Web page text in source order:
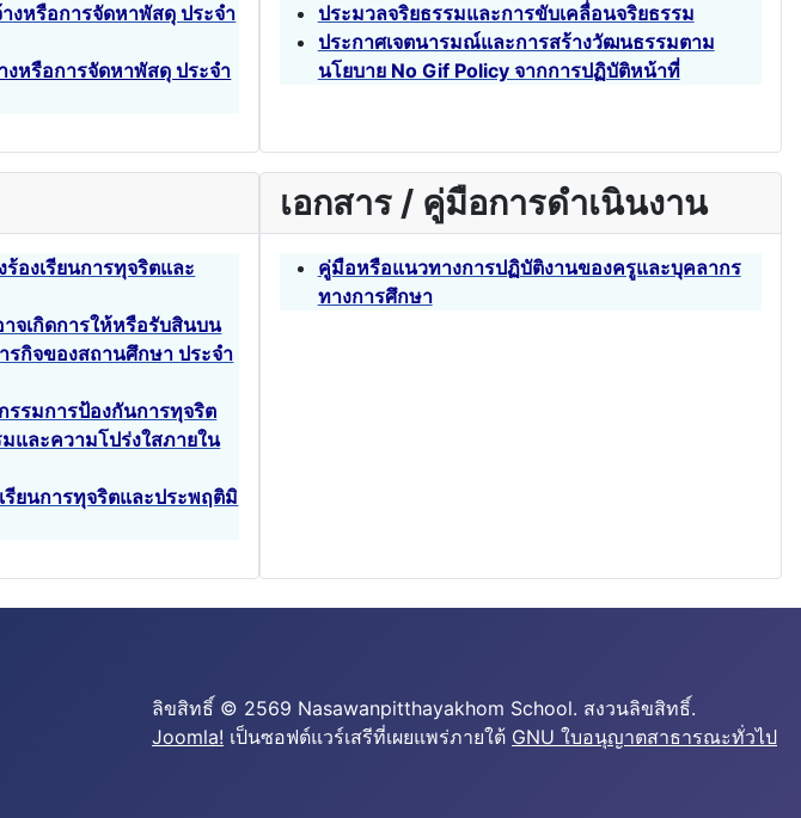
งหรือการจัดหาพัสดุ ประจำ
งหรือการจัดหาพัสดุ ประจำ
ประมวลจริยธรรมและการขับเคลื่อนจริยธรรม
ประกาศเจตนารมณ์และการสร้างวัฒนธรรมตาม
นโยบาย No Gif Policy จากการปฏิบัติหน้าที่
องเรียนการทุจริตและ
จเกิดการให้หรือรับสินบน
รกิจของสถานศึกษา ประจำ
รรมการป้องกันการทุจริต
และความโปร่งใสภายใน
รียนการทุจริตและประพฤติมิ
เอกสาร / คู่มือการดำเนินงาน
คู่มือหรือแนวทางการปฏิบัติงานของครูและบุคลากร
ทางการศึกษา
ลิขสิทธิ์ © 2569 Nasawanpitthayakhom School. สงวนลิขสิทธิ์.
Joomla! เป็นซอฟต์แวร์เสรีที่เผยแพร่ภายใต้ GNU ใบอนุญาตสาธารณะทั่วไป